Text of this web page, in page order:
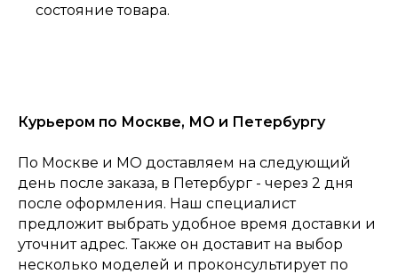
Консультация
0
состояние товара.
Курьером по Москве, МО и Петербургу
По Москве и МО доставляем на следующий
день после заказа, в Петербург - через 2 дня
после оформления. Наш специалист
предложит выбрать удобное время доставки и
уточнит адрес. Также он доставит на выбор
несколько моделей и проконсультирует по